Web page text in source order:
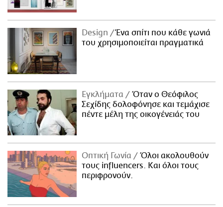
Design
Ένα σπίτι που κάθε γωνιά
του χρησιμοποιείται πραγματικά
Εγκλήματα
Όταν ο Θεόφιλος
Σεχίδης δολοφόνησε και τεμάχισε
πέντε μέλη της οικογένειάς του
Οπτική Γωνία
Όλοι ακολουθούν
τους influencers. Και όλοι τους
περιφρονούν.